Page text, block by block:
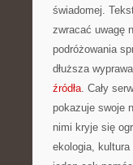
świadomej.
zwracać uwagę
podróżowania
dłuższa
źródła. Cały
pokazuje swoje
nimi kryje się
ekologia,